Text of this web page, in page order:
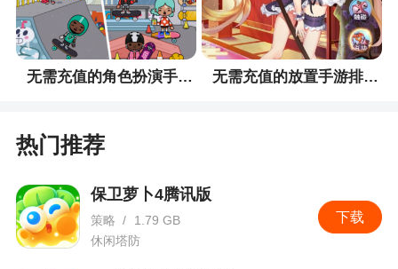
无需充值的角色扮演手游排行榜 无需充值的放置手游排行榜
热门推荐
下载
保卫萝卜4腾讯版
策略 /
1.79 GB
休闲塔防